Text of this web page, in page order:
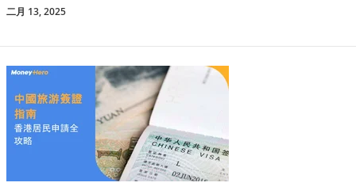
二月 13, 2025